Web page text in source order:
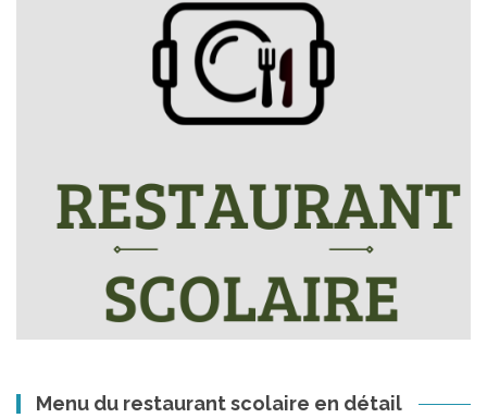
Menu du restaurant scolaire en détail